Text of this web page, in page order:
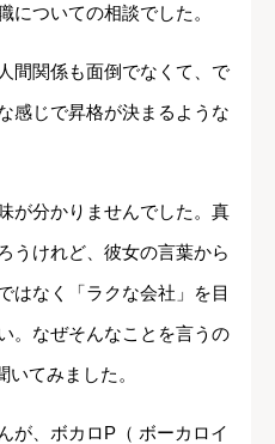
についての相談でした。
間関係も面倒でなくて、で
感じで昇格が決まるような
が分かりませんでした。真
うけれど、彼女の言葉から
はなく「ラクな会社」を目
。なぜそんなことを言うの
てみました。
が、ボカロP（ ボーカロイ